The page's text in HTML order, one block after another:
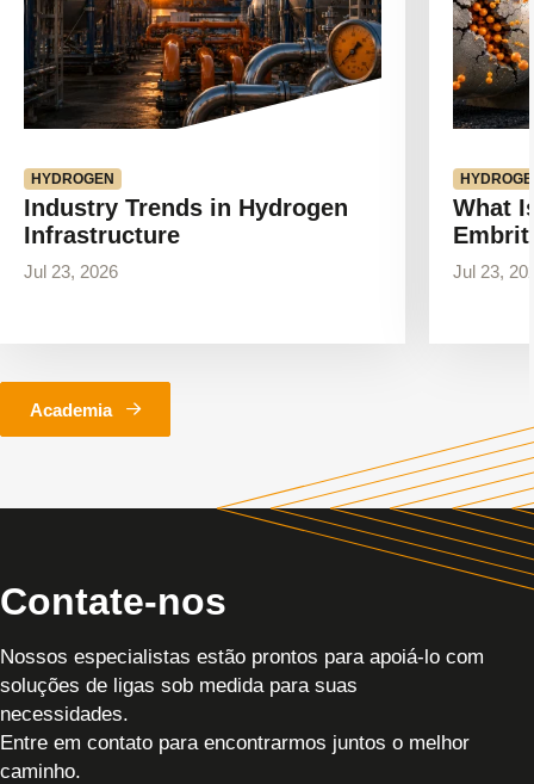
HYDROGEN
Industry Trends in Hydrogen
Infrastructure
Jul 23, 2026
What
Jul 23,
Academia
Contate-nos
Nossos especialistas estão prontos para apoiá-lo com
soluções de ligas sob medida para suas
necessidades.
Entre em contato para encontrarmos juntos o melhor
caminho.